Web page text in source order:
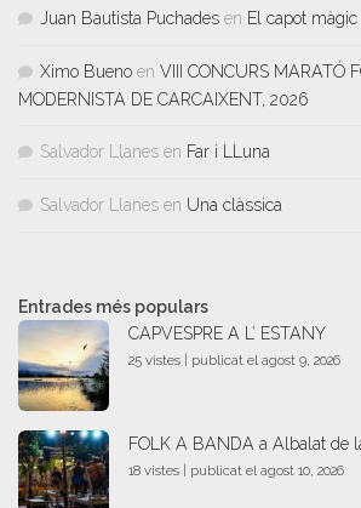
Juan Bautista Puchades en El capot
Ximo Bueno en VIII CONCURS MARATÓ
MODERNISTA DE CARCAIXENT, 2026
Salvador Llanes en Far i LLuna
Salvador Llanes en Una clàssica
Entrades més populars
CAPVESPRE A L’ ESTANY
25 vistes publicat el agost 9, 2026
FOLK A BANDA a Albalat de
18 vistes publicat el agost 10, 2026